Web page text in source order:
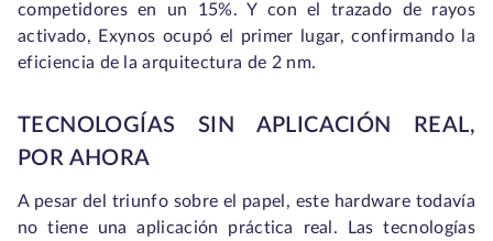
competidores en un 15%. Y con el trazado de rayos
activado, Exynos ocupó el primer lugar, confirmando la
eficiencia de la arquitectura de 2 nm.
TECNOLOGÍAS SIN APLICACIÓN REAL,
POR AHORA
A pesar del triunfo sobre el papel, este hardware todavía
no tiene una aplicación práctica real. Las tecnologías